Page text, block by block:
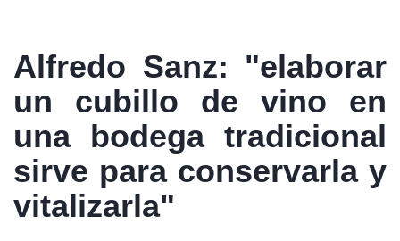
Alfredo Sanz: "elaborar
un cubillo de vino en
una bodega tradicional
sirve para conservarla y
vitalizarla"